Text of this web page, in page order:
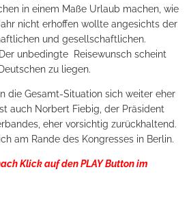
in einem Maße Urlaub machen, wie
nicht erhoffen wollte angesichts der
und gesellschaftlichen.
unbedingte
Reisewunsch scheint
zu liegen.
die Gesamt-Situation sich weiter eher
auch Norbert Fiebig, der Präsident
eher vorsichtig zurückhaltend.
am Rande des Kongresses in Berlin.
Klick auf den PLAY Button im